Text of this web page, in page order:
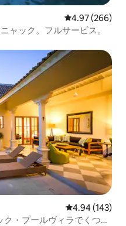
レビュー266
4.97 (266)
ャック。フルサービス。
レビュー143
4.94 (143)
・プールヴィラでくつろ